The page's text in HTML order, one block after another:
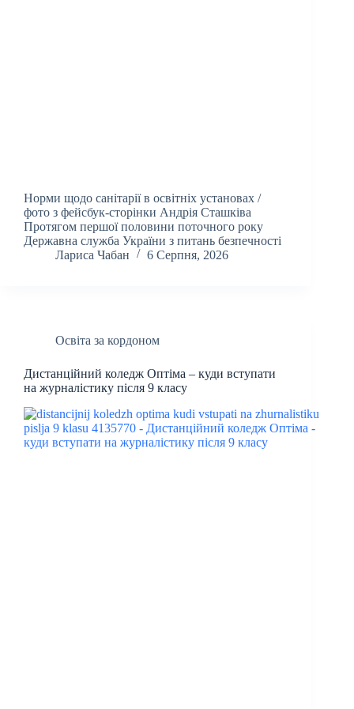
Норми щодо санітарії в освітніх установах /
фото з фейсбук-сторінки Андрія Сташківа
Протягом першої половини поточного року
Державна служба України з питань безпечності
Лариса Чабан
6 Серпня, 2026
Освіта за кордоном
Дистанційний коледж Оптіма – куди вступати
на журналістику після 9 класу